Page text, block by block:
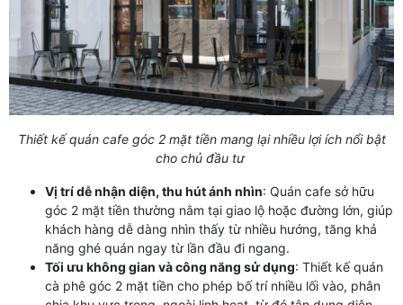
Thiết kế quán cafe góc 2 mặt tiền mang lại nhiều lợi ích nổi bật
cho chủ đầu tư
Vị trí dễ nhận diện, thu hút ánh nhìn: Quán cafe sở hữu
góc 2 mặt tiền thường nằm tại giao lộ hoặc đường lớn, giúp
khách hàng dễ dàng nhìn thấy từ nhiều hướng, tăng khả
năng ghé quán ngay từ lần đầu đi ngang.
Tối ưu không gian và công năng sử dụng: Thiết kế quán
cà phê góc 2 mặt tiền cho phép bố trí nhiều lối vào, phân